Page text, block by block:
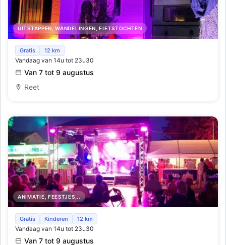
UITSTAPPEN, WANDELINGEN, FIETSTOCHTEN
Lichtfeeten Reet
Gratis 12 km
Vandaag van 14u tot 23u30
Van 7 tot 9 augustus
Reet
ANIMATIE, FEESTJES,..
Live Muziek aan onze zomerbars tijdens de Lichtfeesten
Gratis Kinderen 12 km
Vandaag van 14u tot 23u30
Van 7 tot 9 augustus